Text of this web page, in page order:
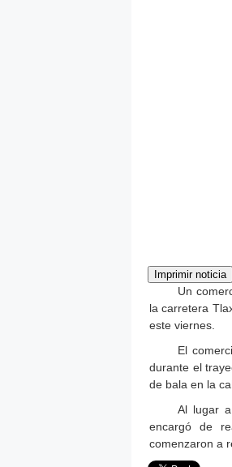
Un
la carretera
este viernes.
El
durante el
de bala en la
Al lugar
encargó de
comenzaron a